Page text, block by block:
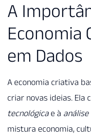
A
Economia
em Dados
A economia criativa
criar novas ideias. Ela
tecnológicae à
mistura economia,